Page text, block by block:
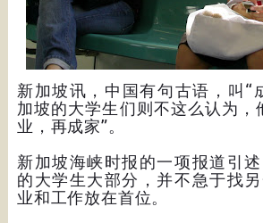
新加坡讯，中国有句古语，叫“
加坡的大学生们则不这么认为，
业，再成家”。
新加坡海峡时报的一项报道引
的大学生大部分，并不急于找
业和工作放在首位。